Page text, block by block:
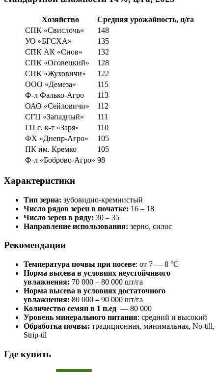
Хозяйство
Средняя урожайность, ц/га
СПК «Свислочь»
148
УО «БГСХА»
135
СПК АК «Снов»
132
СПК «Осовецкий»
128
СПК «Жуховичи»
122
ООО «Демеза»
115
Ф-л Фалько-Агро
113
ОАО «Сейловичи»
112
СГЦ «Западный»
111
ГП с. к-т «Заря»
110
ФХ «Днепр-Агро»
105
ПК им. Кремко
105
Ф-л «Боброво-Агро» 98
Характеристики
Тип зерна: зубовидно-кремнистый
Число рядов зерен в початке: 16 – 18
Число зерен в ряду: 30 – 35
Направление использования: зерно, силос
Рекомендации
Температура почвы при посеве: от 7 — 8 °С
Норма высева в условиях неустойчивого
увлажнения: 70 000 – 80 000 шт/га
Норма высева в условиях достаточного
увлажнения: 80 000 – 90 000 шт/га
Количество семян в 1 п.ед — 80 000
Уровень минерального питания: средний и высокий
Обработка почвы: традиционная, минимальная, No-till,
Strip-til
Где купить